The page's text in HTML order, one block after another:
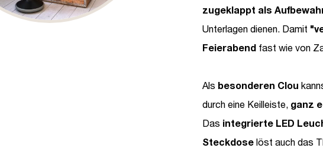
zugeklappt als
Unterlagen dienen. Damit
Feierabend fast wie von
Als besonderen Clou
durch eine Keilleiste, ganz
Das integrierte LED
Steckdose löst auch das